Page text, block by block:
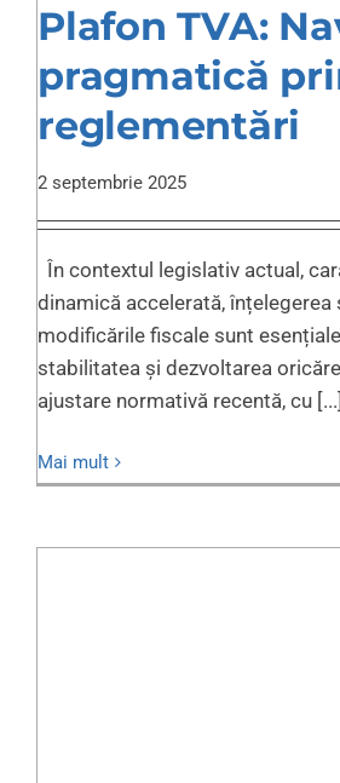
Plafon TVA:
pragmatică
reglementări
2 septembrie 2025
În contextul legislativ actual,
dinamică accelerată, înțelegerea
modificările fiscale sunt
stabilitatea și dezvoltarea
ajustare normativă recentă, cu [...]
Mai mult